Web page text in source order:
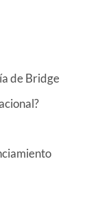
de Bridge